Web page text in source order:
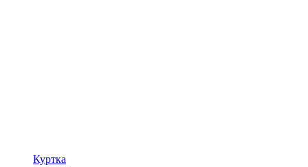
Куртка